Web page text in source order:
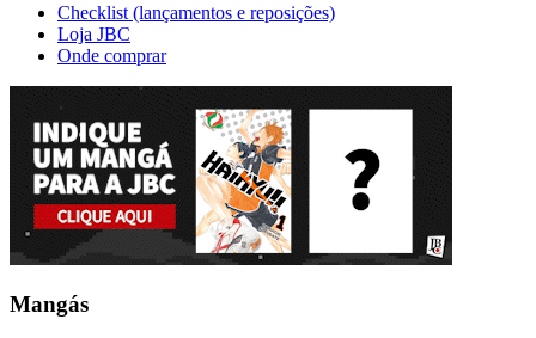
Checklist (lançamentos e reposições)
Loja JBC
Onde comprar
Mangás